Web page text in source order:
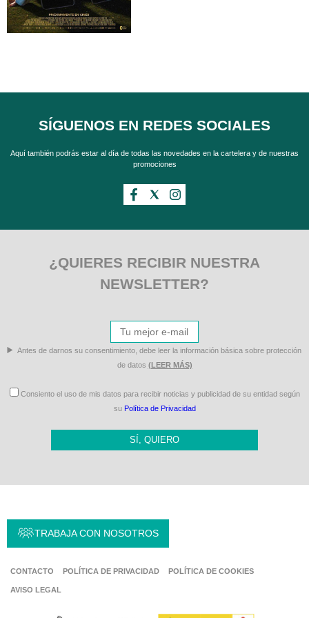
SÍGUENOS EN REDES SOCIALES
Aquí también podrás estar al día de todas las novedades en la cartelera y de nuestras
promociones
¿QUIERES RECIBIR NUESTRA
NEWSLETTER?
Antes de darnos su consentimiento, debe leer la información básica sobre protección
de datos (LEER MÁS)
Consiento el uso de mis datos para recibir noticias y publicidad de su entidad según
su Política de Privacidad
SÍ, QUIERO
TRABAJA CON NOSOTROS
CONTACTO POLÍTICA DE PRIVACIDAD POLÍTICA DE COOKIES
AVISO LEGAL